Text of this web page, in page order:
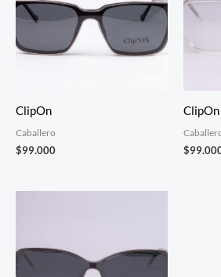
ClipOn
Caballero
$99.000
ClipOn
$